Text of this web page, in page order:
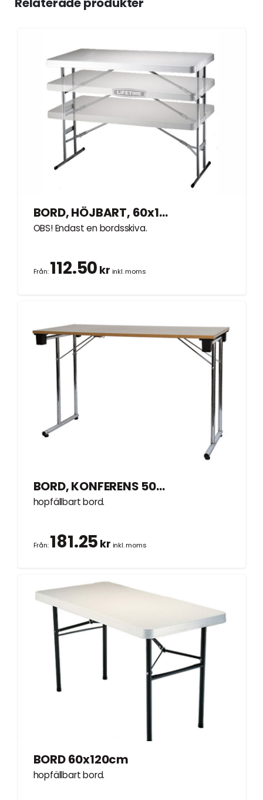
BORD, HÖJBART, 60x120cm
OBS! Endast en bordsskiva.
Från:112.50 kr inkl. moms
BORD, KONFERENS 50x120cm
hopfällbart bord.
Från:181.25 kr inkl. moms
BORD 60x120cm
hopfällbart bord.